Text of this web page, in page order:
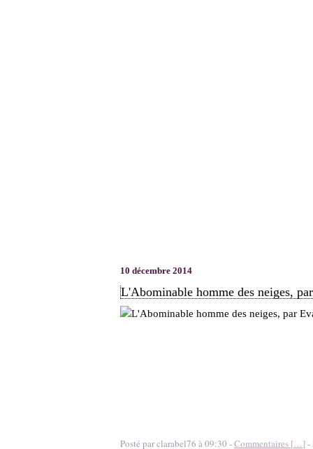
10 décembre 2014
L'Abominable homme des neiges,
Posté par clarabel76 à 09:30 -Commentaires […] -